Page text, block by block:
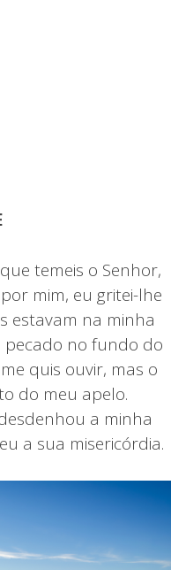
temeis o Senhor,
mim, eu gritei-lhe
estavam na minha
pecado no fundo do
quis ouvir, mas o
do meu apelo.
a minha
a sua misericórdia.